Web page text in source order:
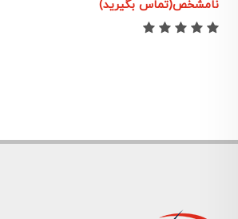
نامشخص(تماس بگیرید)